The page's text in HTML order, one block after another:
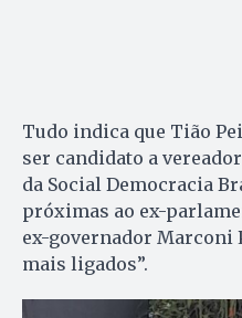
Tudo indica que Tião
ser candidato a
da Social Democracia
próximas ao ex-
ex-governador Marconi
mais ligados”.